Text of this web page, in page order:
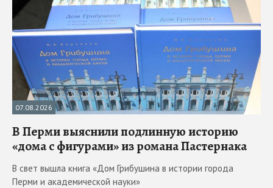
07.08.2026
В Перми выяснили подлинную историю
«дома с фигурами» из романа Пастернака
В свет вышла книга «Дом Грибушина в истории города
Перми и академической науки»